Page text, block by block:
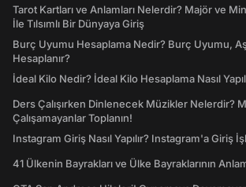
Tarot Kartları ve Anlamları Nelerdir? Majör ve
İle Tılsımlı Bir Dünyaya Giriş
Burç Uyumu Hesaplama Nedir? Burç Uyumu,
Hesaplanır?
İdeal Kilo Nedir? İdeal Kilo Hesaplama Nasıl
Ders Çalışırken Dinlenecek Müzikler Nelerdir?
Çalışamayanlar Toplanın!
Instagram Giriş Nasıl Yapılır? Instagram'a Giriş
41 Ülkenin Bayrakları ve Ülke Bayraklarının